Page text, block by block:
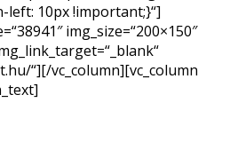
left: 10px !important;}“]
img_size=“200×150″
“][/vc_column][vc_column